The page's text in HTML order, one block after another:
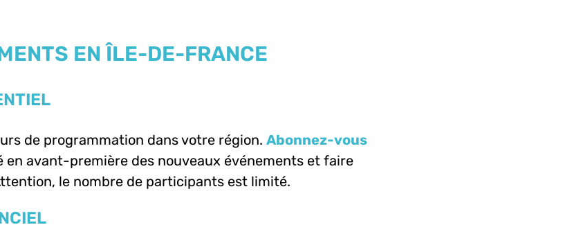
EN ÎLE-DE-FRANCE
de programmation dans votre région. Abonnez-vous
avant-première des nouveaux événements et faire
le nombre de participants est limité.